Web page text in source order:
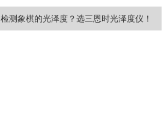
检测象棋的光泽度？选三恩时光泽度仪！